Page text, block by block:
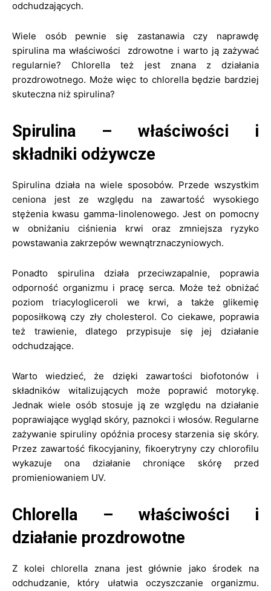
odchudzających.
Wiele osób pewnie się zastanawia czy naprawdę
spirulina ma właściwości zdrowotne i warto ją zażywać
regularnie? Chlorella też jest znana z działania
prozdrowotnego. Może więc to chlorella będzie bardziej
skuteczna niż spirulina?
Spirulina – właściwości i
składniki odżywcze
Spirulina działa na wiele sposobów. Przede wszystkim
ceniona jest ze względu na zawartość wysokiego
stężenia kwasu gamma-linolenowego. Jest on pomocny
w obniżaniu ciśnienia krwi oraz zmniejsza ryzyko
powstawania zakrzepów wewnątrznaczyniowych.
Ponadto spirulina działa przeciwzapalnie, poprawia
odporność organizmu i pracę serca. Może też obniżać
poziom triacylogliceroli we krwi, a także glikemię
poposiłkową czy zły cholesterol. Co ciekawe, poprawia
też trawienie, dlatego przypisuje się jej działanie
odchudzające.
Warto wiedzieć, że dzięki zawartości biofotonów i
składników witalizujących może poprawić motorykę.
Jednak wiele osób stosuje ją ze względu na działanie
poprawiające wygląd skóry, paznokci i włosów. Regularne
zażywanie spiruliny opóźnia procesy starzenia się skóry.
Przez zawartość fikocyjaniny, fikoerytryny czy chlorofilu
wykazuje ona działanie chroniące skórę przed
promieniowaniem UV.
Chlorella – właściwości i
działanie prozdrowotne
Z kolei chlorella znana jest głównie jako środek na
odchudzanie, który ułatwia oczyszczanie organizmu.